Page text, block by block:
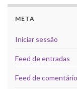
META
Iniciar sessão
Feed de entradas
Feed de